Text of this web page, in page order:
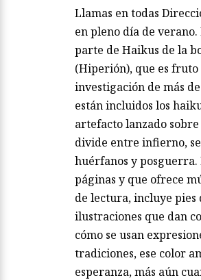
Llamas en todas
en pleno día de
parte de Haikus de la
(Hiperión), que es fruto
investigación de más
están incluidos los
artefacto lanzado sobre
divide entre infierno,
huérfanos y posguerra.
páginas y que ofrece
de lectura, incluye pies
ilustraciones que dan
cómo se usan
tradiciones, ese color
esperanza, más aún